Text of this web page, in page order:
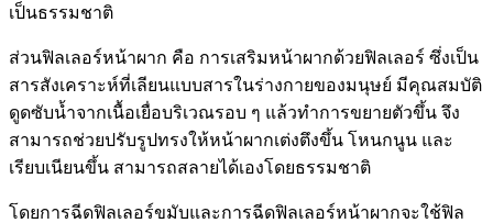
เป็นธรรมชาติ
ส่วนฟิลเลอร์หน้าผาก คือ การเสริมหน้าผากด้วยฟิลเลอร์ ซึ่งเป็น
สารสังเคราะห์ที่เลียนแบบสารในร่างกายของมนุษย์ มีคุณสมบัติ
ดูดซับน้ำจากเนื้อเยื่อบริเวณรอบ ๆ แล้วทำการขยายตัวขึ้น จึง
สามารถช่วยปรับรูปทรงให้หน้าผากเต่งตึงขึ้น โหนกนูน และ
เรียบเนียนขึ้น สามารถสลายได้เองโดยธรรมชาติ
โดยการฉีดฟิลเลอร์ขมับและการฉีดฟิลเลอร์หน้าผากจะใช้ฟิล